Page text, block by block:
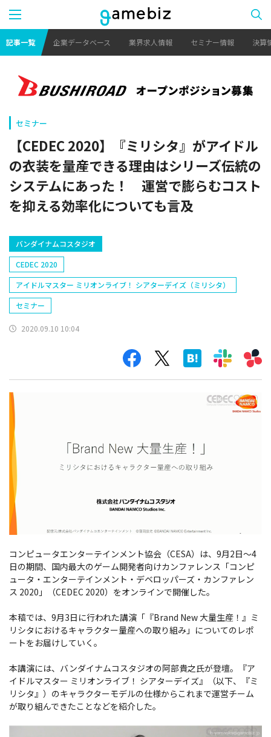
記事一覧 企業データベース 業界求人情報 セミナー情報 決算
セミナー
【CEDEC 2020】『ミリシタ』がアイドル
の衣装を量産できる理由はシリーズ伝統の
システムにあった！ 運営で膨らむコスト
を抑える効率化についても言及
バンダイナムコスタジオ
CEDEC 2020
アイドルマスター ミリオンライブ！ シアターデイズ（ミリシタ）
セミナー
2020.09.10 10:04
コンピュータエンターテインメント協会（CESA）は、9月2日～4
日の期間、国内最大のゲーム開発者向けカンファレンス「コンピ
ュータ・エンターテインメント・デベロッパーズ・カンファレン
ス 2020」（CEDEC 2020）をオンラインで開催した。
本稿では、9月3日に行われた講演「『Brand New 大量生産！』ミ
リシタにおけるキャラクター量産への取り組み」についてのレポ
ートをお届けしていく。
本講演には、バンダイナムコスタジオの阿部貴之氏が登壇。『ア
イドルマスター ミリオンライブ！ シアターデイズ』（以下、『ミ
リシタ』）のキャラクターモデルの仕様からこれまで運営チーム
が取り組んできたことなどを紹介した。